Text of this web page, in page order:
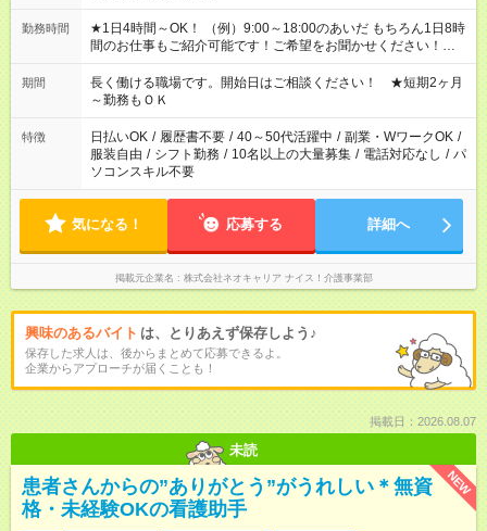
勤務時間
★1日4時間～OK！ （例）9:00～18:00のあいだ もちろん1日8時
間のお仕事もご紹介可能です！ご希望をお聞かせください！★家
庭の都合でお休みが必要な場合も遠慮なくご相談ください。 ※
週最低15時間以上の勤務が必要です
期間
長く働ける職場です。開始日はご相談ください！ ★短期2ヶ月
～勤務もＯＫ
特徴 日払いOK / 履歴書不要 / 40～50代活躍中 / 副業・WワークOK /
服装自由 / シフト勤務 / 10名以上の大量募集 / 電話対応なし / パ
ソコンスキル不要
気になる！ 応募する 詳細へ
掲載元企業名 株式会社ネオキャリア ナイス！介護事業部
興味のあるバイト は、とりあえず保存しよう♪
保存した求人は、後からまとめて応募できるよ。
企業からアプローチが届くことも！
掲載日：2026.08.07
未読
NEW
患者さんからの”ありがとう”がうれしい＊無資
格・未経験OKの看護助手